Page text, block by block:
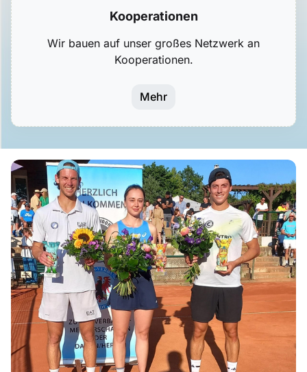
Kooperationen
Wir bauen auf unser großes Netzwerk an
Kooperationen.
Mehr